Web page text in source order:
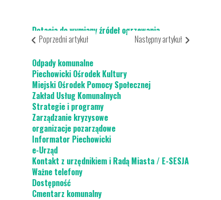
Dotacja do wymiany źródeł ogrzewania
Ciepłe Mieszkanie
Odpady komunalne
Piechowicki Ośrodek Kultury
Miejski Ośrodek Pomocy Społecznej
Zakład Usług Komunalnych
Strategie i programy
Zarządzanie kryzysowe
organizacje pozarządowe
Informator Piechowicki
e-Urząd
Kontakt z urzędnikiem i Radą Miasta / E-SESJA
Ważne telefony
Dostępność
Cmentarz komunalny
Poprzedni artykuł Następny artykuł